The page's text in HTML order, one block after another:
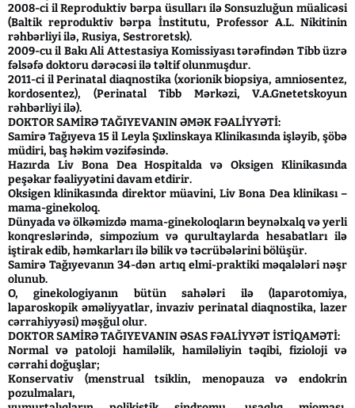
2008-ci il Reproduktiv bərpa üsulları ilə Sonsuzluğun müalicəsi
(Baltik reproduktiv bərpa İnstitutu, Professor A.L. Nikitinin
rəhbərliyi ilə, Rusiya, Sestroretsk).
2009-cu il Bakı Ali Attestasiya Komissiyası tərəfindən Tibb üzrə
fəlsəfə doktoru dərəcəsi ilə təltif olunmuşdur.
2011-ci il Perinatal diaqnostika (xorionik biopsiya, amniosentez,
kordosentez), (Perinatal Tibb Mərkəzi, V.A.Gnetetskoyun
rəhbərliyi ilə).
DOKTOR SAMİRƏ TAĞIYEVANIN ƏMƏK FƏALİYYƏTİ:
Samirə Tağıyeva 15 il Leyla Şıxlinskaya Klinikasında işləyib, şöbə
müdiri, baş həkim vəzifəsində.
Hazırda Liv Bona Dea Hospitalda və Oksigen Klinikasında
peşəkar fəaliyyətini davam etdirir.
Oksigen klinikasında direktor müavini, Liv Bona Dea klinikası –
mama-ginekoloq.
Dünyada və ölkəmizdə mama-ginekoloqların beynəlxalq və yerli
konqreslərində, simpozium və qurultaylarda hesabatları ilə
iştirak edib, həmkarları ilə bilik və təcrübələrini bölüşür.
Samirə Tağıyevanın 34-dən artıq elmi-praktiki məqalələri nəşr
olunub.
O, ginekologiyanın bütün sahələri ilə (laparotomiya,
laparoskopik əməliyyatlar, invaziv perinatal diaqnostika, lazer
cərrahiyyəsi) məşğul olur.
DOKTOR SAMİRƏ TAĞIYEVANIN ƏSAS FƏALİYYƏT İSTİQAMƏTİ:
Normal və patoloji hamiləlik, hamiləliyin təqibi, fizioloji və
cərrahi doğuşlar;
Konservativ (menstrual tsiklin, menopauza və endokrin
pozulmaları,